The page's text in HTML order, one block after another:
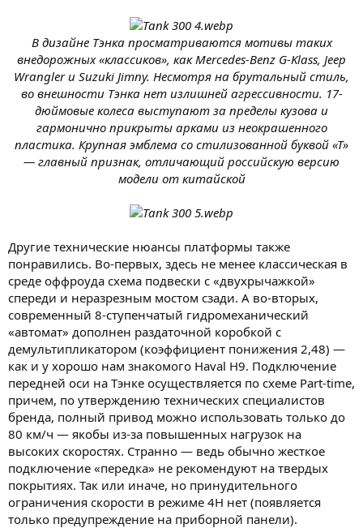
В дизайне Тэнка просматриваются мотивы таких
внедорожных «классиков», как Mercedes-Benz G-Klass, Jeep
Wrangler и Suzuki Jimny. Несмотря на брутальный стиль,
во внешности Тэнка нет излишней агрессивности. 17-
дюймовые колеса выступают за пределы кузова и
гармонично прикрыты арками из неокрашенного
пластика. Крупная эмблема со стилизованной буквой «Т»
— главный признак, отличающий российскую версию
модели от китайской
Другие технические нюансы платформы также
понравились. Во-первых, здесь не менее классическая в
среде оффроуда схема подвески с «двухрычажкой»
спереди и неразрезным мостом сзади. А во-вторых,
современный 8-ступенчатый гидромеханический
«автомат» дополнен раздаточной коробкой с
демультипликатором (коэффициент понижения 2,48) —
как и у хорошо нам знакомого Haval H9. Подключение
передней оси на Тэнке осуществляется по схеме Part-time,
причем, по утверждению технических специалистов
бренда, полный привод можно использовать только до
80 км/ч — якобы из-за повышенных нагрузок на
высоких скоростях. Странно — ведь обычно жесткое
подключение «передка» не рекомендуют на твердых
покрытиях. Так или иначе, но принудительного
ограничения скорости в режиме 4H нет (появляется
только предупреждение на приборной панели).